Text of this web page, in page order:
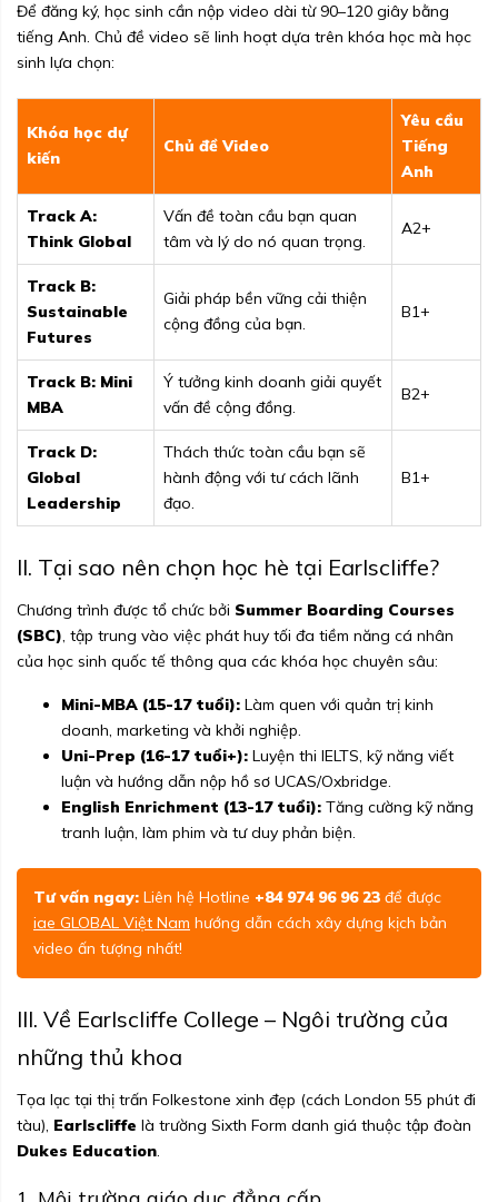
Để đăng ký, học sinh cần nộp video dài từ 90–120 giây bằng
tiếng Anh. Chủ đề video sẽ linh hoạt dựa trên khóa học mà học
sinh lựa chọn:
Khóa học dự
kiến
Chủ đề Video
Yêu cầu
Tiếng
Anh
Track A:
Think Global
Vấn đề toàn cầu bạn quan
tâm và lý do nó quan trọng.
A2+
Track B:
Sustainable
Futures
Giải pháp bền vững cải thiện
cộng đồng của bạn.
B1+
Track B: Mini
MBA
Ý tưởng kinh doanh giải quyết
vấn đề cộng đồng.
B2+
Track D:
Global
Leadership
Thách thức toàn cầu bạn sẽ
hành động với tư cách lãnh
đạo.
B1+
II. Tại sao nên chọn học hè tại Earlscliffe?
Chương trình được tổ chức bởi Summer Boarding Courses
(SBC), tập trung vào việc phát huy tối đa tiềm năng cá nhân
của học sinh quốc tế thông qua các khóa học chuyên sâu:
Mini-MBA (15-17 tuổi): Làm quen với quản trị kinh
doanh, marketing và khởi nghiệp.
Uni-Prep (16-17 tuổi+): Luyện thi IELTS, kỹ năng viết
luận và hướng dẫn nộp hồ sơ UCAS/Oxbridge.
English Enrichment (13-17 tuổi): Tăng cường kỹ năng
tranh luận, làm phim và tư duy phản biện.
Tư vấn ngay: Liên hệ Hotline +84 974 96 96 23 để được
iae GLOBAL Việt Nam hướng dẫn cách xây dựng kịch bản
video ấn tượng nhất!
III. Về Earlscliffe College – Ngôi trường của
những thủ khoa
Tọa lạc tại thị trấn Folkestone xinh đẹp (cách London 55 phút đi
tàu), Earlscliffe là trường Sixth Form danh giá thuộc tập đoàn
Dukes Education.